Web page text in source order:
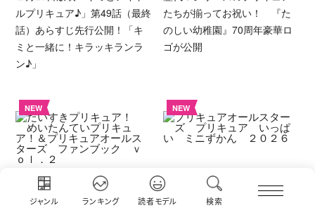
ジャンル ランキング 読者モデル 検索
ルプリキュア♪」第49話（最終
話）あらすじ先行公開！「キ
ミと一緒に！キラッキランラ
ン♪」
たちが揃ってお祝い！ 『た
のしい幼稚園』70周年豪華ロ
ゴが公開
NEW NEW